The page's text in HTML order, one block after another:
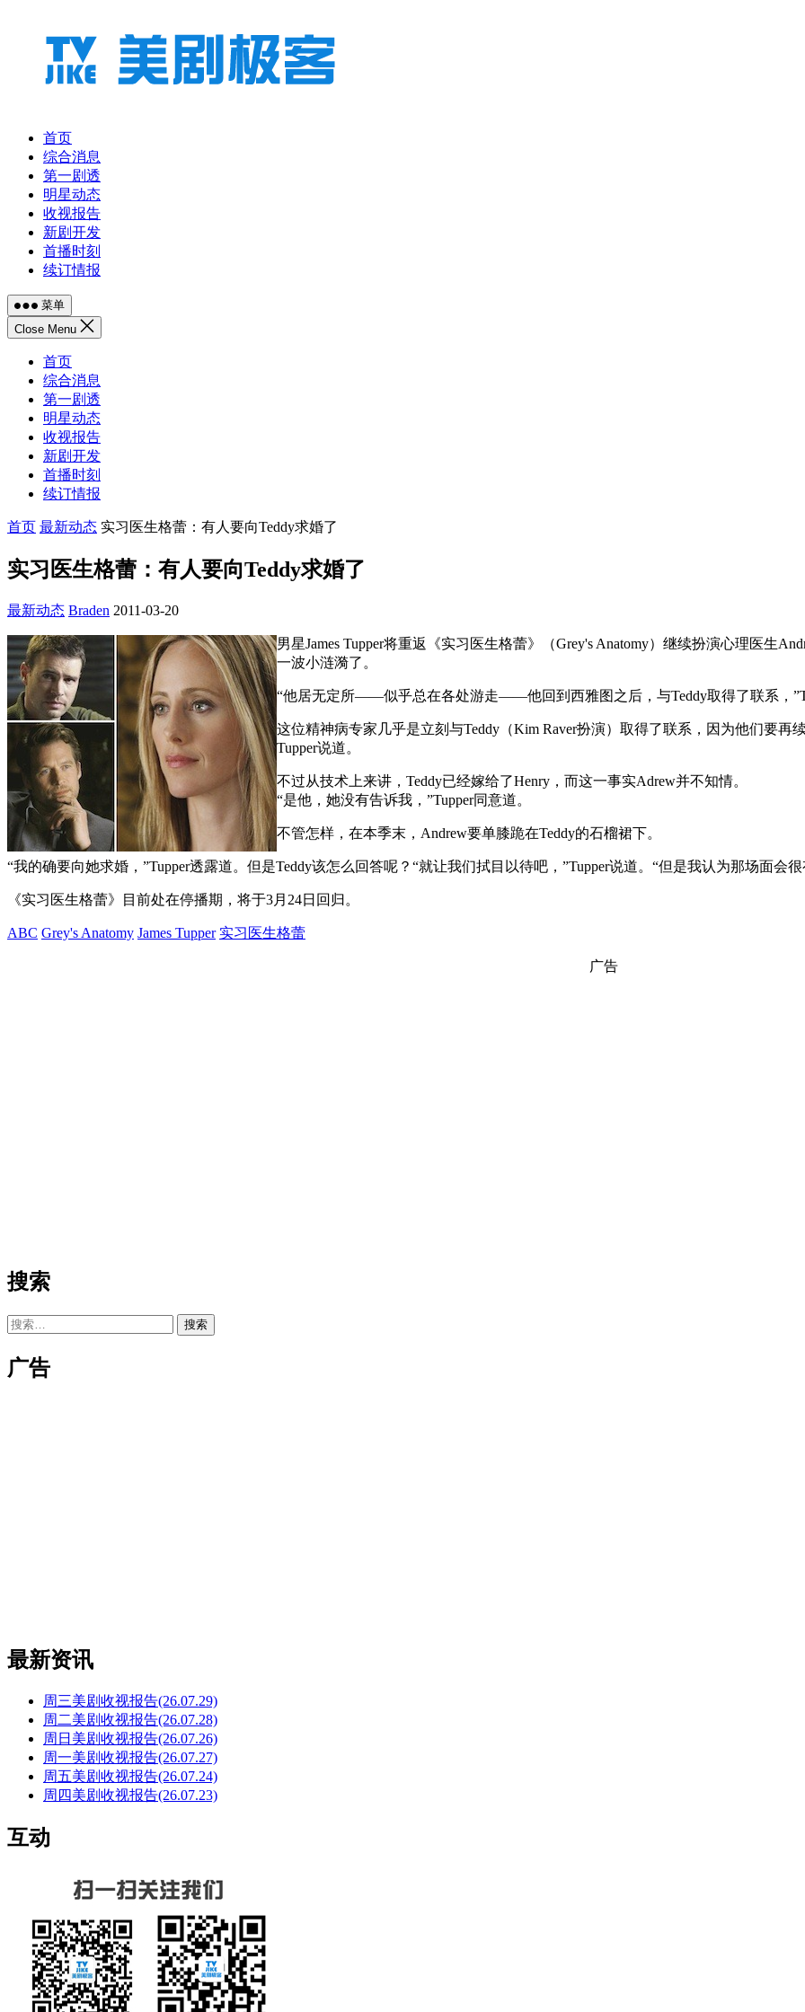
首页
综合消息
第一剧透
明星动态
收视报告
新剧开发
首播时刻
续订情报
菜单
Close Menu
首页
综合消息
第一剧透
明星动态
收视报告
新剧开发
首播时刻
续订情报
首页 最新动态 实习医生格蕾：有人要向Teddy求婚了
实习医生格蕾：有人要向Teddy求婚了
最新动态 Braden 2011-03-20
男星James Tupper将重返《实习医生格蕾》（Grey's Anatomy）继续扮演心理医生
一波小涟漪了。
“他居无定所——似乎总在各处游走——他回到西雅图之后，与Teddy取得了联系，
这位精神病专家几乎是立刻与Teddy（Kim Raver扮演）取得了联系，因为他们要
Tupper说道。
不过从技术上来讲，Teddy已经嫁给了Henry，而这一事实Adrew并不知情。
“是他，她没有告诉我，”Tupper同意道。
不管怎样，在本季末，Andrew要单膝跪在Teddy的石榴裙下。
“我的确要向她求婚，”Tupper透露道。但是Teddy该怎么回答呢？“就让我们拭目以待吧，”Tupper说道。“但是我认为那场面会
《实习医生格蕾》目前处在停播期，将于3月24日回归。
ABC Grey's Anatomy James Tupper 实习医生格蕾
广告
搜索
搜
广告
最新资讯
周三美剧收视报告(26.07.29)
周二美剧收视报告(26.07.28)
周日美剧收视报告(26.07.26)
周一美剧收视报告(26.07.27)
周五美剧收视报告(26.07.24)
周四美剧收视报告(26.07.23)
互动